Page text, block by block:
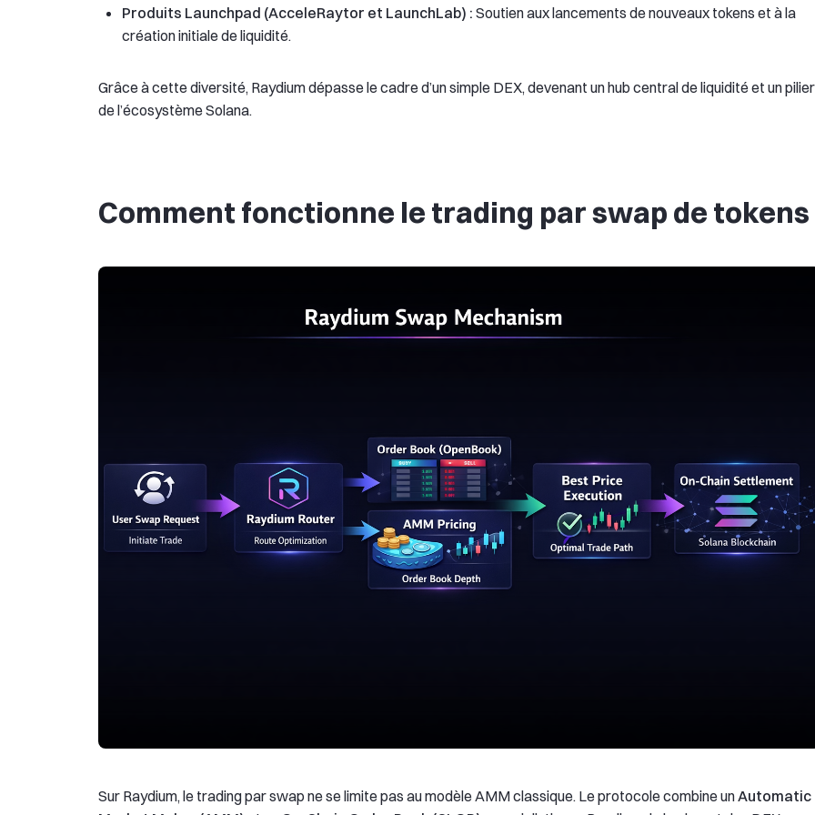
Produits Launchpad (AcceleRaytor et LaunchLab) : Soutien aux lancements de nouveaux tokens et à la
création initiale de liquidité.
Grâce à cette diversité, Raydium dépasse le cadre d’un simple DEX, devenant un hub central de liquidité et un pilier
de l’écosystème Solana.
Comment fonctionne le trading par swap de tokens
Sur Raydium, le trading par swap ne se limite pas au modèle AMM classique. Le protocole combine unAutomatic